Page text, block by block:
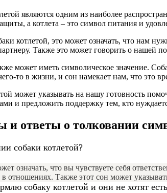
являются одним из наиболее
а котлета – это символ питания и
котлетой, это может означать, что нам
Также это может говорить о нашей
может иметь символическое значение.
то в жизни, и сон намекает нам, что это
может указывать на нашу готовность
и предложить поддержку тем, кто
и ответы о толковании
собаки котлетой?
означать, что вы чувствуете себя
отношениях. Также этот сон может
собаку котлетой и они не хотят